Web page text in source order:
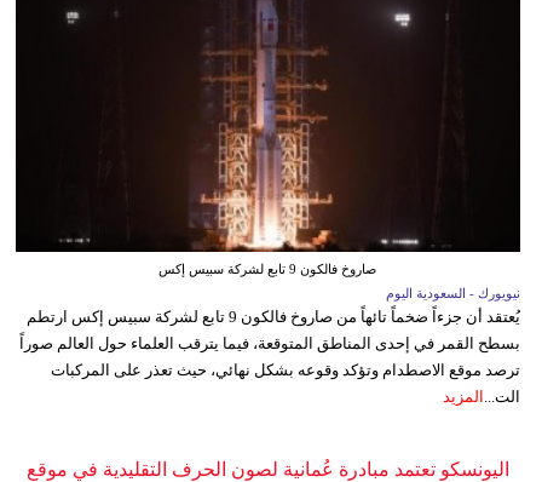
صاروخ فالكون 9 تابع لشركة سبيس إكس
نيويورك - السعودية اليوم
يُعتقد أن جزءاً ضخماً تائهاً من صاروخ فالكون 9 تابع لشركة سبيس إكس ارتطم
بسطح القمر في إحدى المناطق المتوقعة، فيما يترقب العلماء حول العالم صوراً
ترصد موقع الاصطدام وتؤكد وقوعه بشكل نهائي، حيث تعذر على المركبات
الت... المزيد
اليونسكو تعتمد مبادرة عُمانية لصون الحرف التقليدية في موقع